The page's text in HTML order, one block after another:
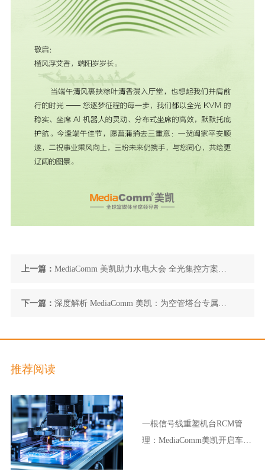
上一篇： MediaComm 美凯助力水电大会 全光集控方案赋
能新型能源体系建设
下一篇： 深度解析 MediaComm 美凯：为空管塔台专属打
推荐阅读
一根信号线重塑机台RCM管
理：MediaComm美凯开启车企